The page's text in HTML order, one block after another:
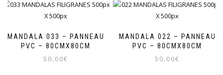
MANDALA 033 – PANNEAU
PVC – 80CMX80CM
50,00€
MANDALA 022 – PANNEAU
PVC – 80CMX80CM
50,00€